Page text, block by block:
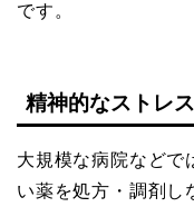
です。
精神的なストレ
大規模な病院などで
い薬を処方・調剤し